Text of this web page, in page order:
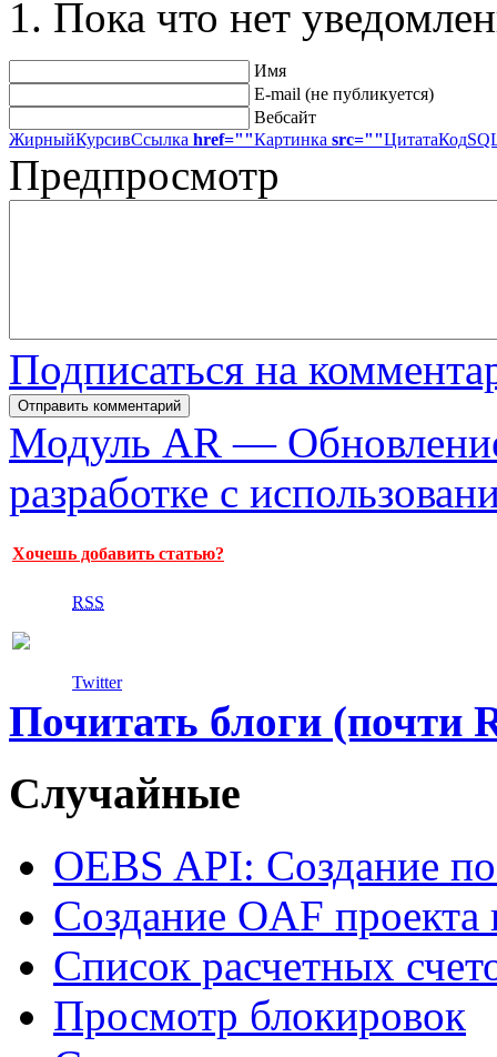
Пока что нет
Имя
E-mail (не публикуется)
Вебсайт
ЖирныйКурсивСсылка href=""Картинка src=""ЦитатаКод
Предпросмотр
Подписаться на
Модуль AR —
разработке с
Хочешь добавить статью?
RSS
Twitter
Почитать блоги (почти
Случайные
OEBS API: Создание
Создание OAF проекта
Список расчетных
Просмотр блокировок